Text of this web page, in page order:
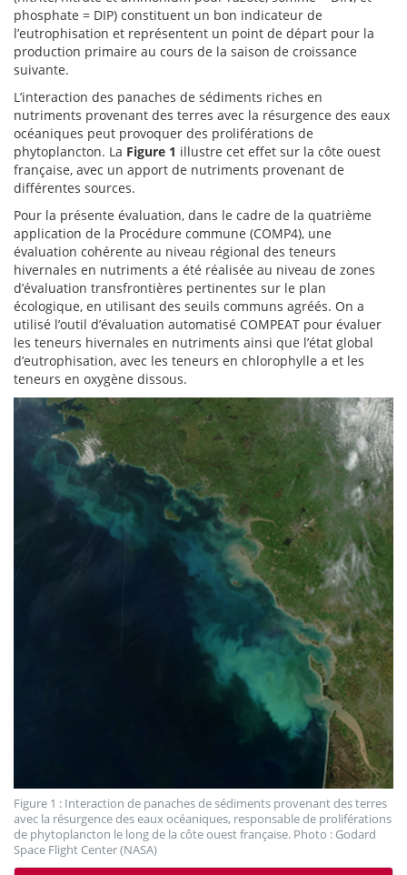
phosphate = DIP) constituent un bon indicateur de
l’eutrophisation et représentent un point de départ pour la
production primaire au cours de la saison de croissance
suivante.
L’interaction des panaches de sédiments riches en
nutriments provenant des terres avec la résurgence des eaux
océaniques peut provoquer des proliférations de
phytoplancton. La Figure 1 illustre cet effet sur la côte ouest
française, avec un apport de nutriments provenant de
différentes sources.
Pour la présente évaluation, dans le cadre de la quatrième
application de la Procédure commune (COMP4), une
évaluation cohérente au niveau régional des teneurs
hivernales en nutriments a été réalisée au niveau de zones
d’évaluation transfrontières pertinentes sur le plan
écologique, en utilisant des seuils communs agréés. On a
utilisé l’outil d’évaluation automatisé COMPEAT pour évaluer
les teneurs hivernales en nutriments ainsi que l’état global
d’eutrophisation, avec les teneurs en chlorophylle a et les
teneurs en oxygène dissous.
Figure 1 : Interaction de panaches de sédiments provenant des terres
avec la résurgence des eaux océaniques, responsable de proliférations
de phytoplancton le long de la côte ouest française. Photo : Godard
Space Flight Center (NASA)